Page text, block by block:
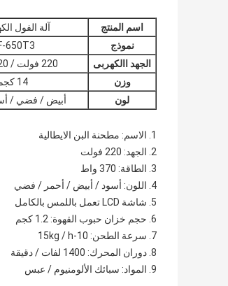
اسم المنتج آلة الفول
نموذج
650T3
الجهد االكهربى
220 فولت / 120 فولت
وزن
14 كجم
لون
أبيض / فضي /
1. الاسم: مطحنة البن الايطالية
2. الجهد: 220 فولت
3. الطاقة: 370 واط
4. اللون: أسود / أبيض / أحمر / فضي
5. شاشة LCD تعمل باللمس بالكامل
6. حجم خزان حبوب القهوة: 1.2 كجم
7. سرعة الطحن: 10-15kg / h
8. دوران المحرك: 1400 لفات / دقيقة
9. المواد: سبائك الألومنيوم / عبس